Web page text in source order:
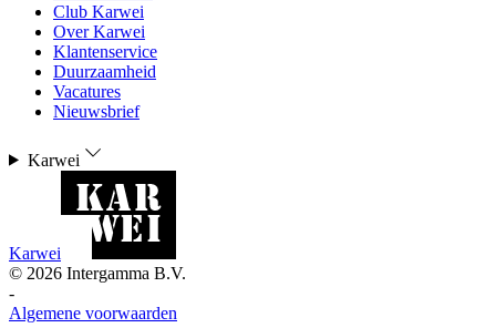
Club Karwei
Over Karwei
Klantenservice
Duurzaamheid
Vacatures
Nieuwsbrief
Karwei
Karwei
© 2026 Intergamma B.V.
-
Algemene voorwaarden